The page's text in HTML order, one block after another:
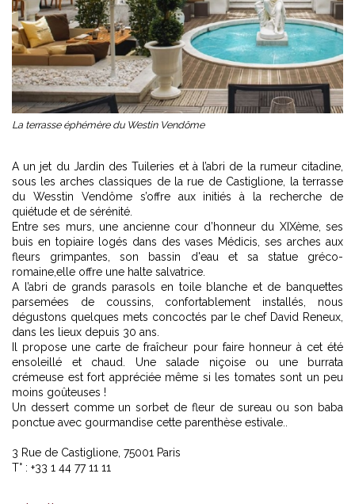
La terrasse éphémère du Westin Vendôme
A un jet du Jardin des Tuileries et à l’abri de la rumeur citadine,
sous les arches classiques de la rue de Castiglione, la terrasse
du Wesstin Vendôme s’offre aux initiés à la recherche de
quiétude et de sérénité.
Entre ses murs, une ancienne cour d’honneur du XIXème, ses
buis en topiaire logés dans des vases Médicis, ses arches aux
fleurs grimpantes, son bassin d'eau et sa statue gréco-
romaine,elle offre une halte salvatrice.
A l’abri de grands parasols en toile blanche et de banquettes
parsemées de coussins, confortablement installés, nous
dégustons quelques mets concoctés par le chef David Reneux,
dans les lieux depuis 30 ans.
Il propose une carte de fraîcheur pour faire honneur à cet été
ensoleillé et chaud. Une salade niçoise ou une burrata
crémeuse est fort appréciée même si les tomates sont un peu
moins goûteuses !
Un dessert comme un sorbet de fleur de sureau ou son baba
ponctue avec gourmandise cette parenthèse estivale..
3 Rue de Castiglione, 75001 Paris
T° : +33 1 44 77 11 11